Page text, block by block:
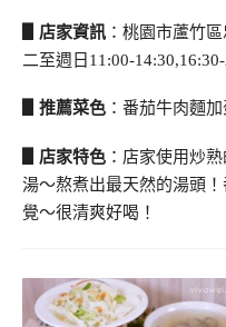
▋店家資訊 ：桃園市蘆竹
二至週日11:00-
▋推薦菜色 ：番茄牛肉麵
▋店家特色 ：店家使用炒
湯～熬煮出最天然的湯頭
覺～很清爽好喝！